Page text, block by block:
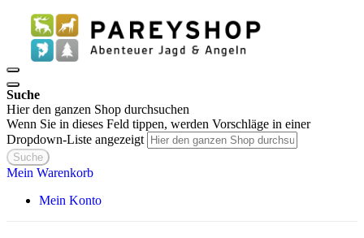
Suche
Hier den ganzen Shop durchsuchen
Wenn Sie in dieses Feld tippen, werden Vorschläge in einer
Dropdown-Liste angezeigt
Suche
Mein Warenkorb
Mein Konto